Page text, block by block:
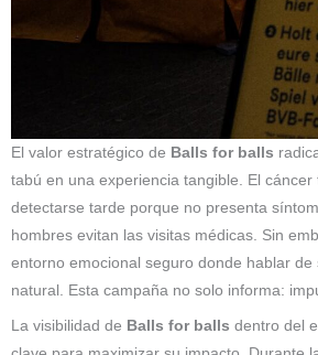
El valor estratégico de Balls for balls
tabú en una experiencia tangible. El cáncer
detectarse tarde porque no presenta
hombres evitan las visitas médicas. Sin
entorno emocional seguro donde hablar
natural. Esta campaña no solo informa:
La visibilidad de Balls for balls dentro del